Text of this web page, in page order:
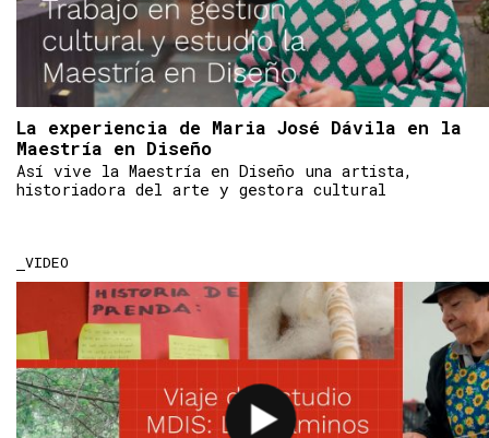
La experiencia de Maria José Dávila en la
Maestría en Diseño
Así vive la Maestría en Diseño una artista,
historiadora del arte y gestora cultural
VIDEO